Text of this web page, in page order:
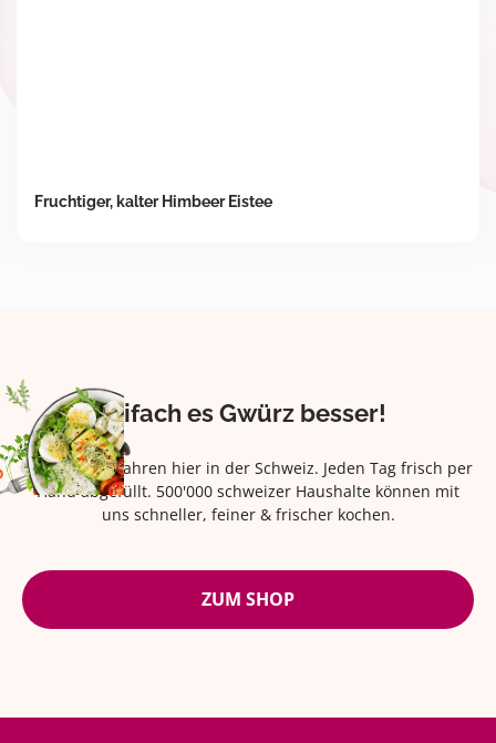
Fruchtiger, kalter Himbeer Eistee
Eifach es Gwürz besser!
Seit über 42 Jahren hier in der Schweiz. Jeden Tag frisch per
Hand abgefüllt. 500'000 schweizer Haushalte können mit
uns schneller, feiner & frischer kochen.
ZUM SHOP